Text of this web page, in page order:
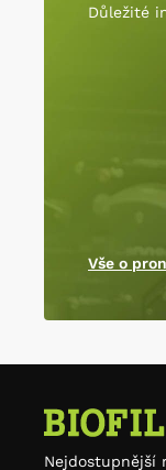
Důležité
Vše o
Nejdostupnější